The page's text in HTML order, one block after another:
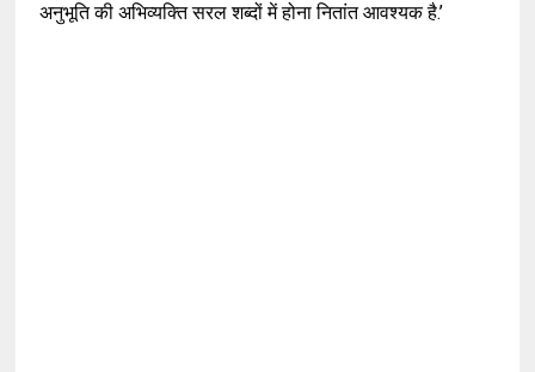
अनुभूति की अभिव्यक्ति सरल शब्दों में होना नितांत आवश्यक है.’